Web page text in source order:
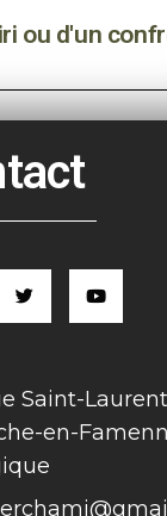
ou d'un
Saint-
en-